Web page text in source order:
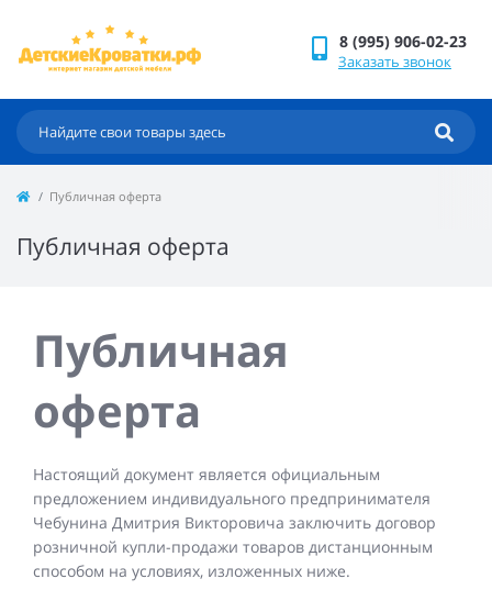
8 (995) 906-02-23
Заказать звонок
Публичная оферта
Публичная оферта
Публичная
оферта
Настоящий документ является официальным
предложением индивидуального предпринимателя
Чебунина Дмитрия Викторовича заключить договор
розничной купли-продажи товаров дистанционным
способом на условиях, изложенных ниже.